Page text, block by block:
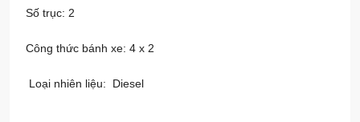
Số trục: 2
Công thức bánh xe: 4 x 2
Loại nhiên liệu: Diesel